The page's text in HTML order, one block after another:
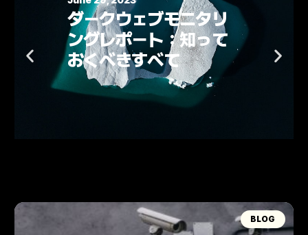
ウェブモニタリ
ポート：知って
きすべて
ウェア
BLOG